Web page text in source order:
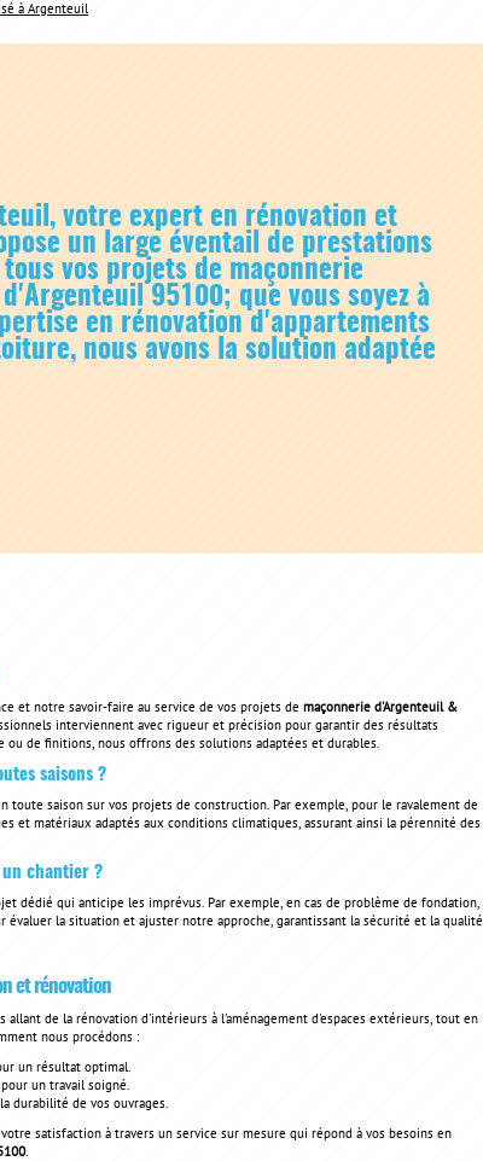
à Argenteuil
votre expert en rénovation et
un large éventail de prestations
vos projets de maçonnerie
95100; que vous soyez à
en rénovation d'appartements
nous avons la solution adaptée
et notre savoir-faire au service de vos projets demaçonnerie d'Argenteuil &
interviennent avec rigueur et précision pour garantir des résultats
ou de finitions, nous offrons des solutions adaptées et durables.
saisons ?
toute saison sur vos projets de construction. Par exemple, pour le ravalement de
et matériaux adaptés aux conditions climatiques, assurant ainsi la pérennité des
un chantier ?
dédié qui anticipe les imprévus. Par exemple, en cas de problème de fondation,
évaluer la situation et ajuster notre approche, garantissant la sécurité et la qualité
et rénovation
de la rénovation d'intérieurs à l'aménagement d'espaces extérieurs, tout en
nous procédons :
un résultat optimal.
un travail soigné.
durabilité de vos ouvrages.
satisfaction à travers un service sur mesure qui répond à vos besoins en
.